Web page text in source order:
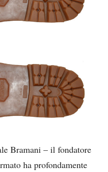
Bramani – il fondatore
ha profondamente